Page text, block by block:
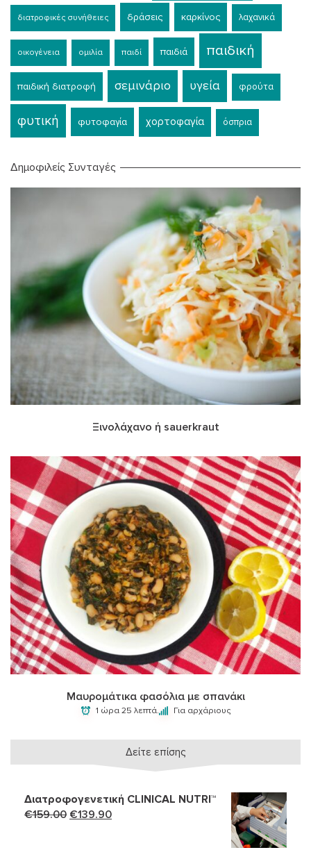
διατροφικές συνήθειες δράσεις καρκίνος λαχανικά
οικογένεια ομιλία παιδί παιδιά παιδική
παιδική διατροφή σεμινάριο υγεία φρούτα
φυτική φυτοφαγία χορτοφαγία όσπρια
Δημοφιλείς Συνταγές
Ξινολάχανο ή sauerkraut
Μαυρομάτικα φασόλια με σπανάκι
1 ώρα 25 λεπτά. Για αρχάριους
Δείτε επίσης
Διατροφογενετική CLINICAL NUTRI™
€159.00 Original
€139.90Η